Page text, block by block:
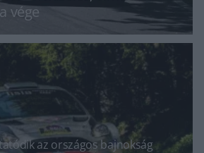
vége
az országos bajnokság